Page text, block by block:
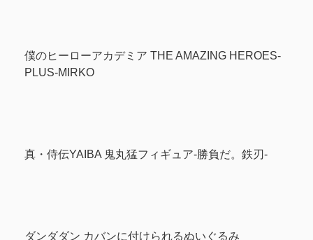
僕のヒーローアカデミア THE AMAZING HEROES-
PLUS-MIRKO
真・侍伝YAIBA 鬼丸猛フィギュア-勝負だ。鉄刃-
ダンダダン カバンに付けられるぬいぐるみ